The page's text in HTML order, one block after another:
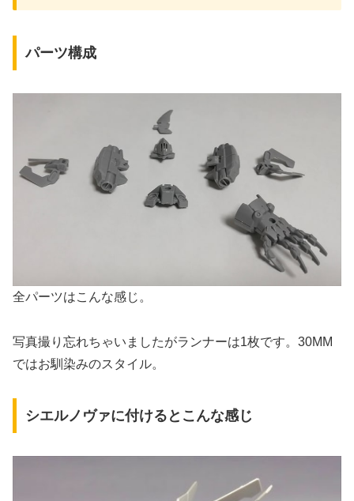
パーツ構成
全パーツはこんな感じ。
写真撮り忘れちゃいましたがランナーは1枚です。30MM
ではお馴染みのスタイル。
シエルノヴァに付けるとこんな感じ